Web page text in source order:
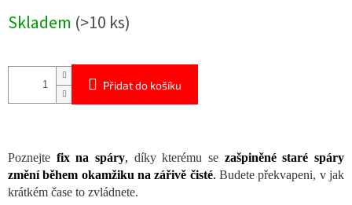
cena:
Skladem (>10 ks)
Přidat do košíku
Poznejte fix na spáry, díky kterému se zašpiněné staré spáry
změní během okamžiku na zářivě čisté. Budete překvapeni, v jak
krátkém čase to zvládnete.